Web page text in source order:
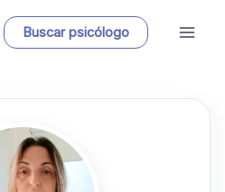
Buscar psicólogo